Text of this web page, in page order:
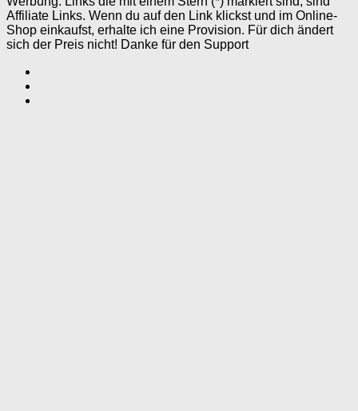
Affiliate Links. Wenn du auf den Link klickst und im Online-
Shop einkaufst, erhalte ich eine Provision. Für dich ändert
sich der Preis nicht! Danke für den Support